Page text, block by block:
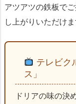
アツアツの鉄板で
し上がりいただけま
テレビク
ス」
ドリアの味の決